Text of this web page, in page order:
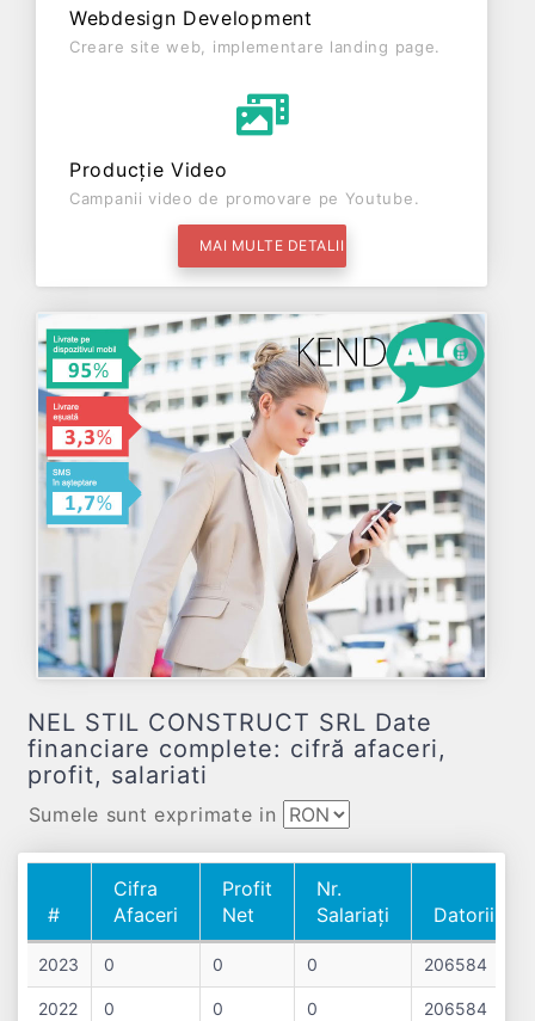
Webdesign Development
Creare site web, implementare landing page.
Producție Video
Campanii video de promovare pe Youtube.
MAI MULTE DETALII
NEL STIL CONSTRUCT SRL Date
financiare complete: cifră afaceri,
profit, salariati
Sumele sunt exprimate in
#
Cifra
Afaceri
Profit
Net
Nr.
Salariați
Datorii
#
Afaceri
Net
Salariați
Datorii
2023 0 0 0 206584
2022 0 0 0 206584